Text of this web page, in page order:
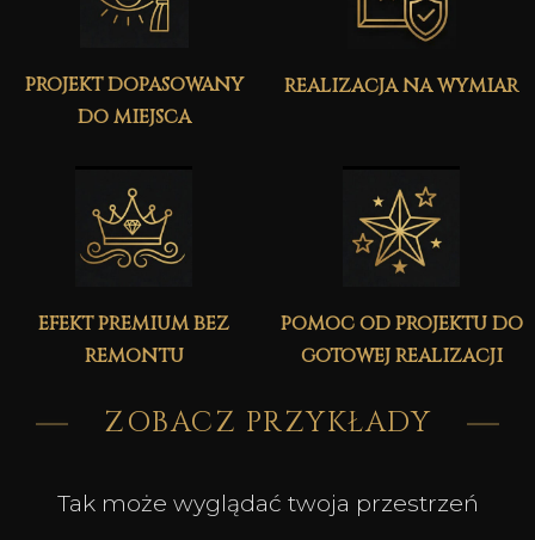
projekt dopasowany
do miejsca
realizacja na wymiar
efekt premium bez
remontu
pomoc od projektu do
gotowej realizacji
ZOBACZ PRZYKŁADY
Tak może wyglądać twoja przestrzeń